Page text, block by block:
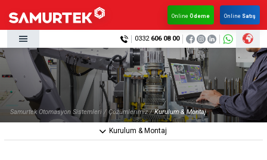
×
Anasayfa
Kurumsal
Ürünlerimiz
OnlineÖdeme Online Satış
0332 606 08 00
Samurtek Otomasyon Sistemleri / Çözümlerimiz / Kurulum & Montaj
Kurulum & Montaj
Kurumsal
Ürünlerimiz
Haberler
Çözümlerimiz